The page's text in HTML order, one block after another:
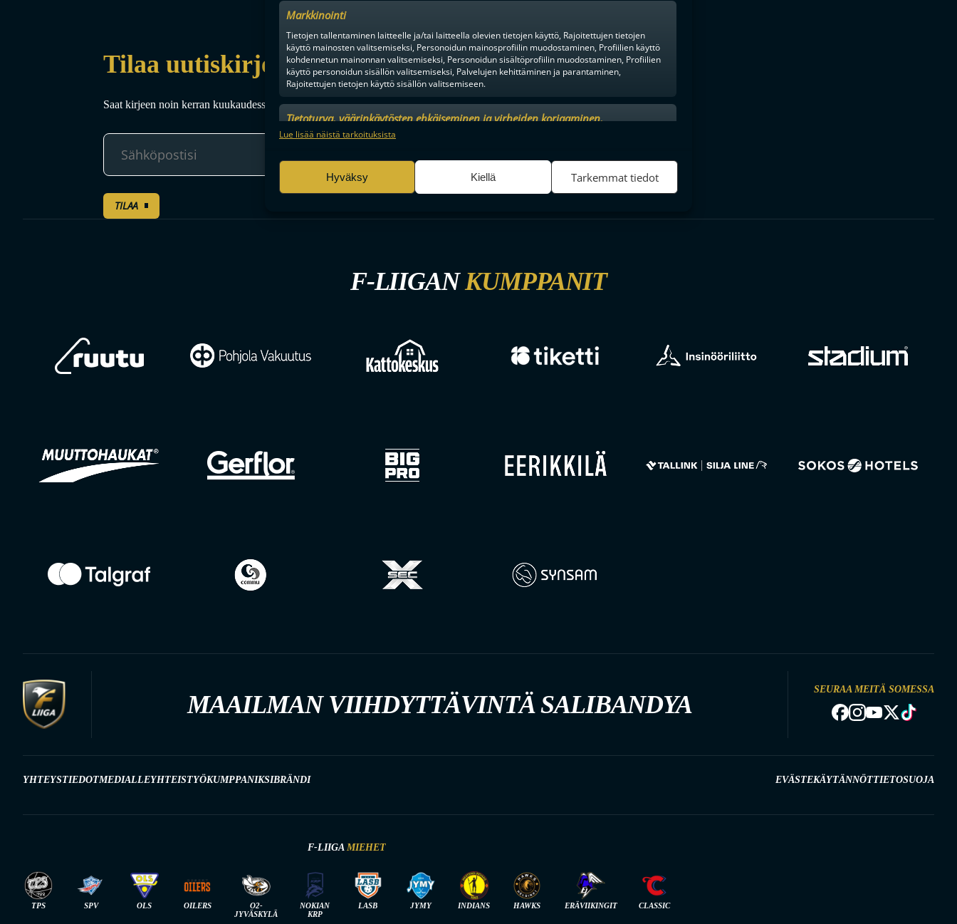
Markkinointi
Tietojen tallentaminen laitteelle ja/tai laitteella olevien tietojen käyttö, Rajoitettujen tietojen
käyttö mainosten valitsemiseksi, Personoidun mainosprofiilin muodostaminen, Profiilien käyttö
kohdennetun mainonnan valitsemiseksi, Personoidun sisältöprofiilin muodostaminen, Profiilien
käyttö personoidun sisällön valitsemiseksi, Palvelujen kehittäminen ja parantaminen,
Rajoitettujen tietojen käyttö sisällön valitsemiseen.
Tietoturva, väärinkäytösten ehkäiseminen ja virheiden korjaaminen,
Mainonnan ja sisällön tekninen jakelu, Tallenna ja ilmaise
Lue lisää näistä tarkoituksista
Hyväksy Kiellä Tarkemmat tiedot
Tilaa uutiskirje
Saat kirjeen noin kerran kuukaudessa F-liigakauden alusta ratkaisuhetkiin asti.
TILAA
F-LIIGANKUMPPANIT
MAAILMAN VIIHDYTTÄVINTÄ SALIBANDYA
SEURAA MEITÄ SOMESSA
YHTEYSTIEDOTMEDIALLEYHTEISTYÖKUMPPANIKSIBRÄNDI EVÄSTEKÄYTÄNNÖTTIETOSUOJA
F-LIIGA MIEHET
TPS SPV OLS OILERS
O2-
JYVÄSKYLÄ
NOKIAN
KRP
LASB JYMY INDIANS HAWKS ERÄVIIKINGIT CLASSIC